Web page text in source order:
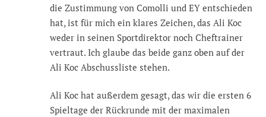
die Zustimmung von Comolli und EY entschieden
hat, ist für mich ein klares Zeichen, das Ali Koc
weder in seinen Sportdirektor noch Cheftrainer
vertraut. Ich glaube das beide ganz oben auf der
Ali Koc Abschussliste stehen.
Ali Koc hat außerdem gesagt, das wir die ersten 6
Spieltage der Rückrunde mit der maximalen